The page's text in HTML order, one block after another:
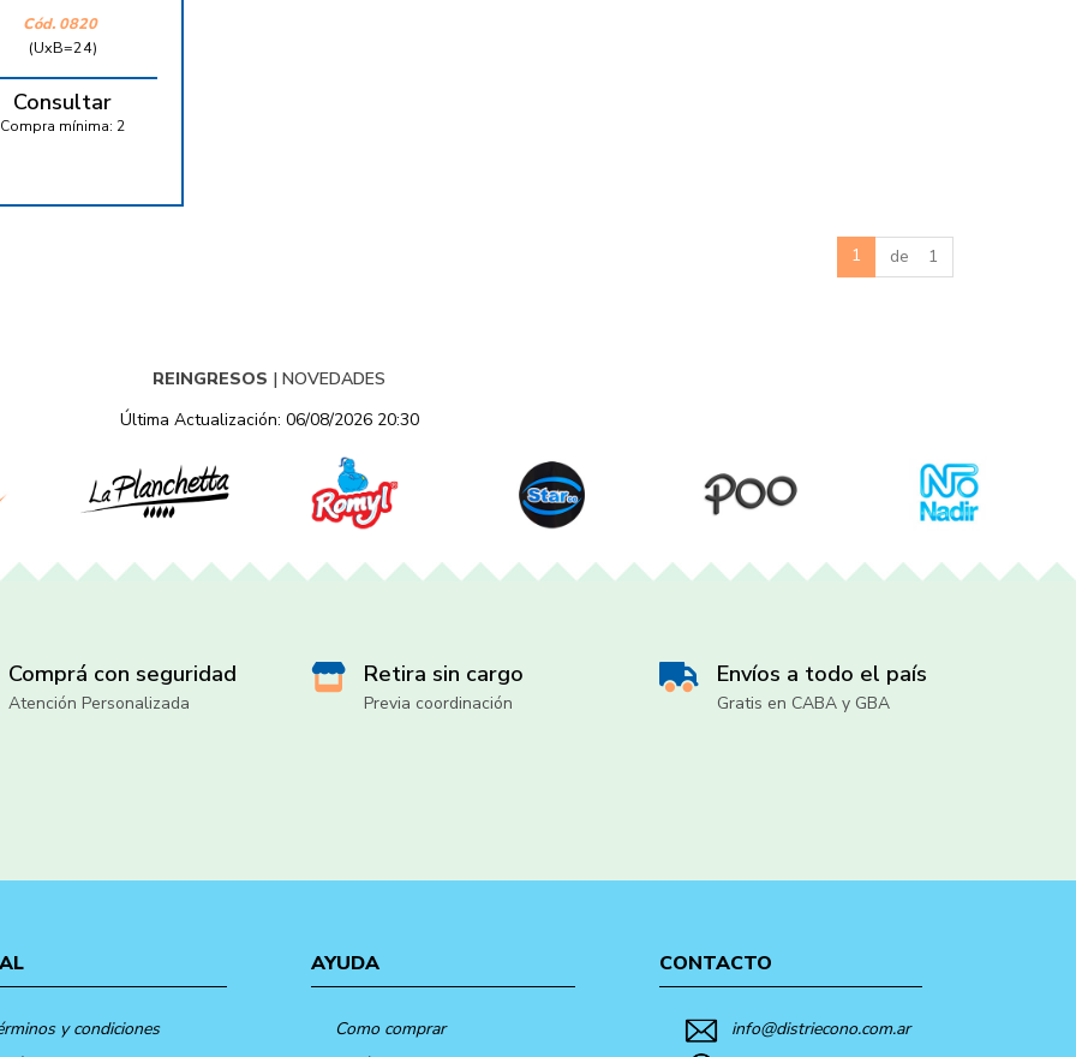
Cód. 0820
(UxB=24)
Consultar
Compra mínima: 2
1 de 1
REINGRESOS | NOVEDADES
Última Actualización: 06/08/2026 20:30
Comprá con seguridad
Atención Personalizada
Retira sin cargo
Previa coordinación
Envíos a todo el país
Gratis en CABA y GBA
y condiciones
AYUDA
Como comprar
CONTACTO
info@distriecono.com.ar